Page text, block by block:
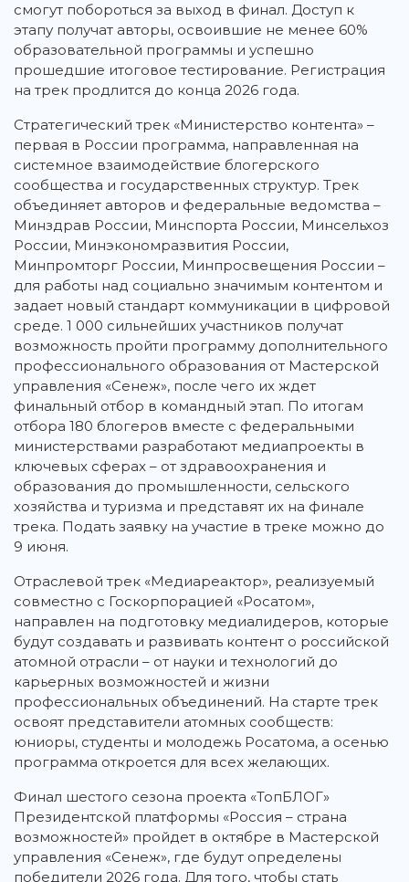
смогут побороться за выход в финал. Доступ к
этапу получат авторы, освоившие не менее 60%
образовательной программы и успешно
прошедшие итоговое тестирование. Регистрация
на трек продлится до конца 2026 года.
Стратегический трек «Министерство контента» –
первая в России программа, направленная на
системное взаимодействие блогерского
сообщества и государственных структур. Трек
объединяет авторов и федеральные ведомства –
Минздрав России, Минспорта России, Минсельхоз
России, Минэкономразвития России,
Минпромторг России, Минпросвещения России –
для работы над социально значимым контентом и
задает новый стандарт коммуникации в цифровой
среде. 1 000 сильнейших участников получат
возможность пройти программу дополнительного
профессионального образования от Мастерской
управления «Сенеж», после чего их ждет
финальный отбор в командный этап. По итогам
отбора 180 блогеров вместе с федеральными
министерствами разработают медиапроекты в
ключевых сферах – от здравоохранения и
образования до промышленности, сельского
хозяйства и туризма и представят их на финале
трека. Подать заявку на участие в треке можно до
9 июня.
Отраслевой трек «Медиареактор», реализуемый
совместно с Госкорпорацией «Росатом»,
направлен на подготовку медиалидеров, которые
будут создавать и развивать контент о российской
атомной отрасли – от науки и технологий до
карьерных возможностей и жизни
профессиональных объединений. На старте трек
освоят представители атомных сообществ:
юниоры, студенты и молодежь Росатома, а осенью
программа откроется для всех желающих.
Финал шестого сезона проекта «ТопБЛОГ»
Президентской платформы «Россия – страна
возможностей» пройдет в октябре в Мастерской
управления «Сенеж», где будут определены
победители 2026 года. Для того, чтобы стать